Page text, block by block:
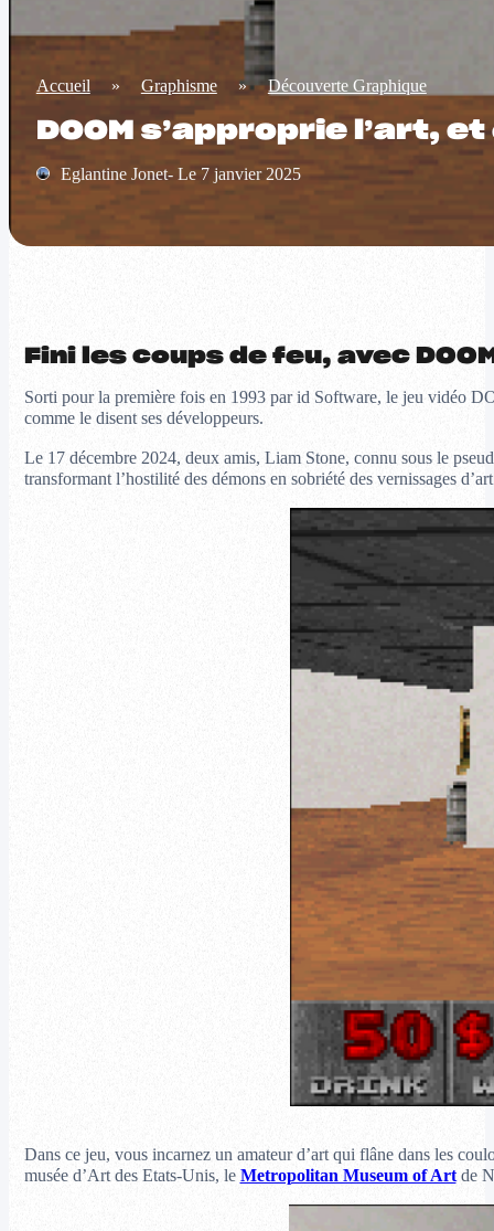
Accueil » Graphisme » Découverte Graphique
DOOM s’approprie l’art,
Eglantine Jonet- Le 7 janvier 2025
Fini les coups de feu, avec
Sorti pour la première fois en 1993 par id Software, le jeu vidéo
comme le disent ses développeurs.
Le 17 décembre 2024, deux amis, Liam Stone, connu sous le
transformant l’hostilité des démons en sobriété des vernissages
Dans ce jeu, vous incarnez un amateur d’art qui flâne dans les
musée d’Art des Etats-Unis, le Metropolitan Museum of Artde